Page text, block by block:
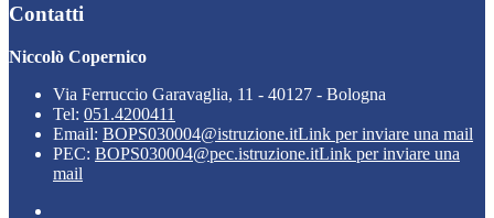
Contatti
Niccolò Copernico
Via Ferruccio Garavaglia, 11 - 40127 - Bologna
Tel: 051.4200411
Email: BOPS030004@istruzione.itLink per inviare una mail
PEC: BOPS030004@pec.istruzione.itLink per inviare una
mail